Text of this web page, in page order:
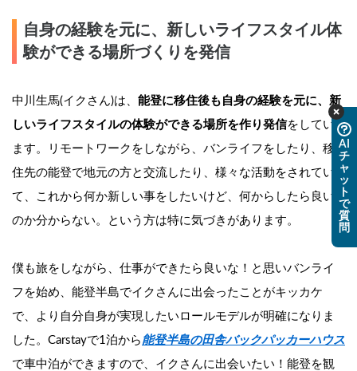
自身の経験を元に、新しいライフスタイル体
験ができる場所づくりを発信
中川生馬(イクさん)は、 能登に移住後も自身の経験を元に、新
しいライフスタイルの体験ができる場所を作り発信をしてい
ます。リモートワークをしながら、バンライフをしたり、移
住先の能登で地元の方と交流したり、様々な活動をされてい
て、これから何か新しい事をしたいけど、何からしたら良い
のか分からない。という方は特に気づきがあります。
僕も旅をしながら、仕事ができたら良いな！と思いバンライ
フを始め、能登半島でイクさんに出会ったことがキッカケ
で、より自分自身が実現したいロールモデルが明確になりま
した。Carstayで1泊から 能登半島の田舎バックパッカーハウス
で車中泊ができますので、イクさんに出会いたい！能登を観
AI
チ
ャ
ッ
ト
で
質
問